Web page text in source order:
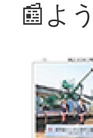
📰よ